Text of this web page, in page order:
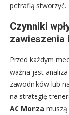
potrafią stworzyć.
Czynniki
zawieszenia
Przed każdym
ważna jest
zawodników lub
na strategię
AC Monza